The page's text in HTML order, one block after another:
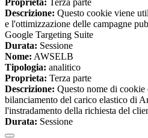
Descrizione: Questo cookie viene
e l'ottimizzazione delle campagne
Google Targeting Suite
Durata: Sessione
Nome: AWSELB
Tipologia: analitico
Proprieta: Terza parte
Descrizione: Questo nome di cookie
bilanciamento del carico elastico di
l'instradamento della richiesta del
Durata: Sessione